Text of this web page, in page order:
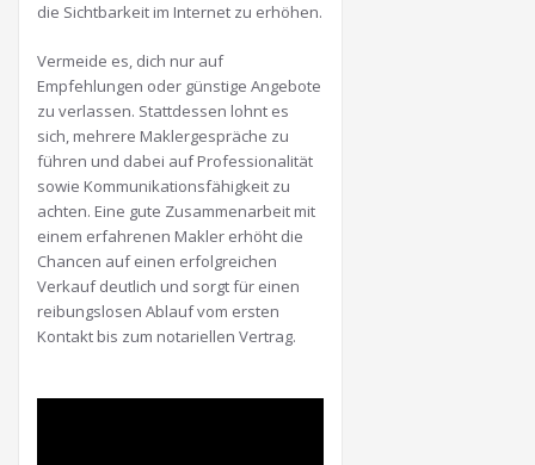
die Sichtbarkeit im Internet zu erhöhen.
Vermeide es, dich nur auf
Empfehlungen oder günstige Angebote
zu verlassen. Stattdessen lohnt es
sich, mehrere Maklergespräche zu
führen und dabei auf Professionalität
sowie Kommunikationsfähigkeit zu
achten. Eine gute Zusammenarbeit mit
einem erfahrenen Makler erhöht die
Chancen auf einen erfolgreichen
Verkauf deutlich und sorgt für einen
reibungslosen Ablauf vom ersten
Kontakt bis zum notariellen Vertrag.